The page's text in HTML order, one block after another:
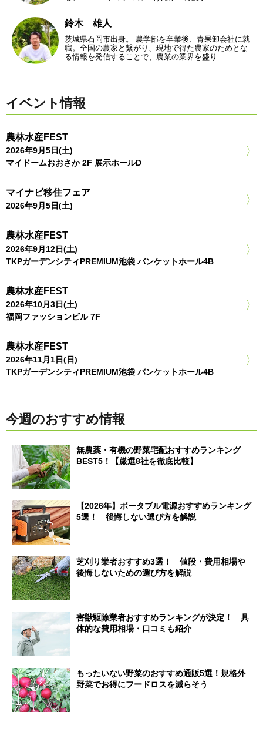
鈴木 雄人
茨城県石岡市出身。 農学部を卒業後、青果卸会社に就
職。全国の農家と繋がり、現地で得た農家のためとな
る情報を発信することで、農業の業界を盛り…
イベント情報
農林水産FEST
2026年9月5日(土)
マイドームおおさか 2F 展示ホールD
マイナビ移住フェア
2026年9月5日(土)
農林水産FEST
2026年9月12日(土)
TKPガーデンシティPREMIUM池袋 バンケットホール4B
農林水産FEST
2026年10月3日(土)
福岡ファッションビル 7F
農林水産FEST
2026年11月1日(日)
TKPガーデンシティPREMIUM池袋 バンケットホール4B
今週のおすすめ情報
無農薬・有機の野菜宅配おすすめランキング
BEST5！【厳選8社を徹底比較】
【2026年】ポータブル電源おすすめランキング
5選！ 後悔しない選び方を解説
芝刈り業者おすすめ3選！ 値段・費用相場や
後悔しないための選び方を解説
害獣駆除業者おすすめランキングが決定！ 具
体的な費用相場・口コミも紹介
もったいない野菜のおすすめ通販5選！規格外
野菜でお得にフードロスを減らそう